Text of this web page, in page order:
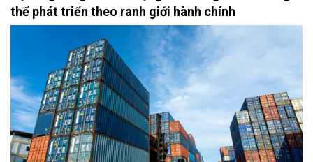
thể phát triển theo ranh giới hành chính